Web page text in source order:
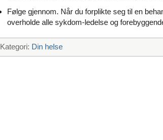
Følge gjennom. Når du forplikte seg til en
overholde alle sykdom-ledelse og
Kategori: Din helse